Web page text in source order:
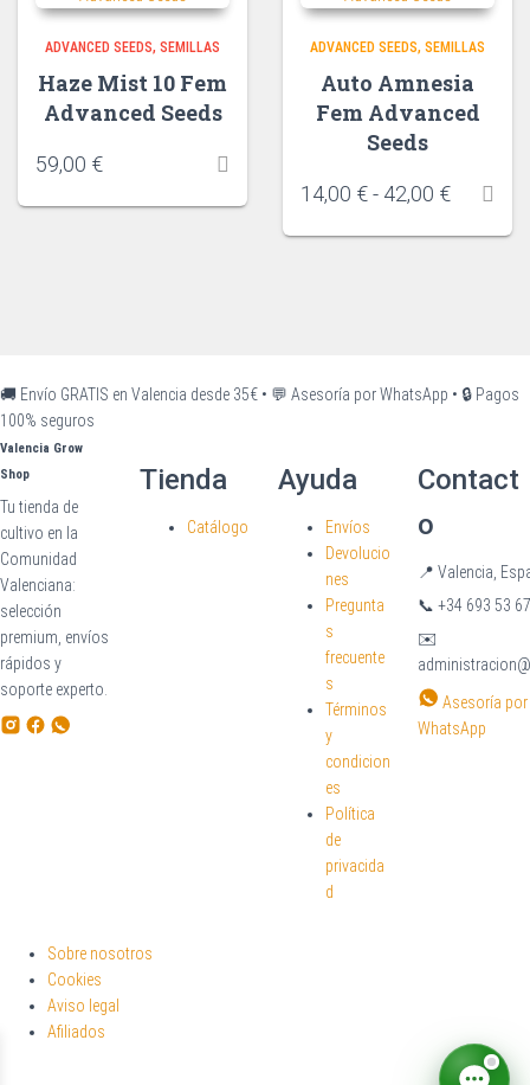
ADVANCED SEEDS SEMILLAS
Haze Mist 10 Fem
Advanced Seeds
59,00 €
ADVANCED SEEDS SEMILLAS
Auto Amnesia
Fem Advanced
Seeds
14,00 €- 42,00 €
🚚 Envío GRATIS en Valencia desde 35€ • 💬 Asesoría por WhatsApp • 🔒 Pagos
100% seguros
Valencia Grow
Shop
Tu tienda de
cultivo en la
Comunidad
Valenciana:
selección
premium, envíos
rápidos y
soporte experto.
Tienda
Catálogo
Ayuda
Envíos
Devolucio
nes
Pregunta
s
frecuente
s
Términos
y
condicion
es
Política
de
privacida
d
Contact
o
📍 Valencia,
📞 +34 693 53
✉️
Asesoría por
WhatsApp
Sobre nosotros
Cookies
Aviso legal
Afiliados